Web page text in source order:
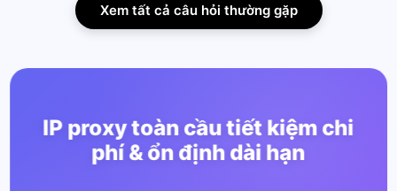
Xem tất cả câu hỏi thường gặp
IP proxy toàn cầu tiết kiệm chi
phí & ổn định dài hạn